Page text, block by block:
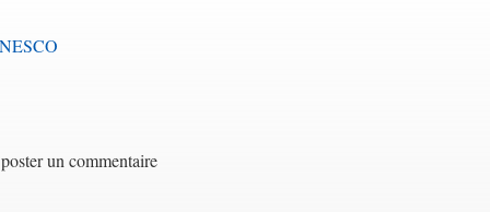
un commentaire